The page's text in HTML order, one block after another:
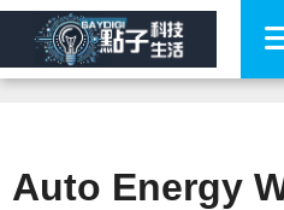
Auto Energy